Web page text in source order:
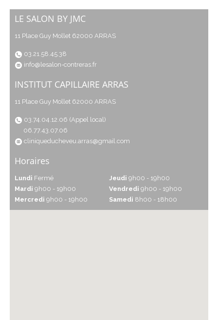
LE SALON BY JMC
11 Place Guy Mollet 62000 ARRAS
03.21.58.45.38
info@lesalon-contreras.fr
INSTITUT CAPILLAIRE ARRAS
11 Place Guy Mollet 62000 ARRAS
03.74.04.12.06 (Appel local)
06.77.43.07.06
cliniqueducheveu.arras@gmail.com
Horaires
Lundi Fermé
Mardi 9h00 - 19h00
Mercredi 9h00 - 19h00
Jeudi 9h00 - 19h00
Vendredi 9h00 - 19h00
Samedi 8h00 - 18h00